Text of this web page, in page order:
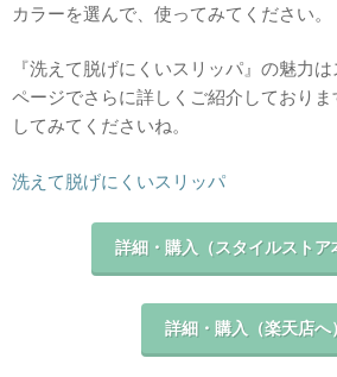
カラーを選んで、使ってみてください。
『洗えて脱げにくいスリッパ』の魅力
ページでさらに詳しくご紹介しており
してみてくださいね。
洗えて脱げにくいスリッパ
詳細・購入（スタイルストア
詳細・購入（楽天店へ